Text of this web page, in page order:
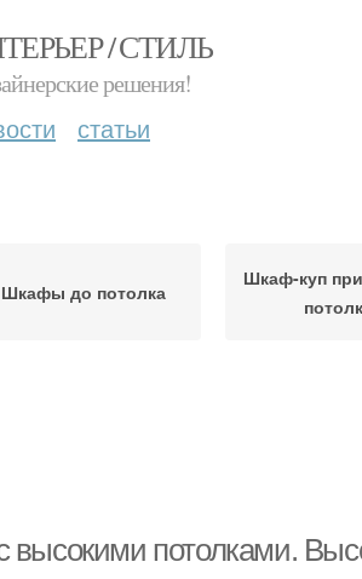
/ СТИЛЬ
решения!
статьи
Шкафы до потолка
Шкаф-куп
высокими потолками.